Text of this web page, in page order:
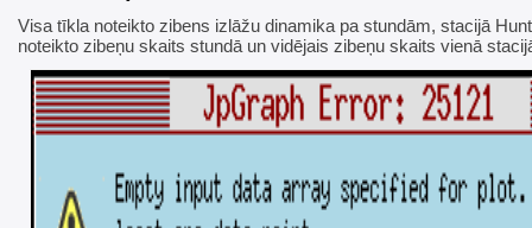
Visa tīkla noteikto zibens izlāžu dinamika pa stundām, stacijā
noteikto zibeņu skaits stundā un vidējais zibeņu skaits vienā